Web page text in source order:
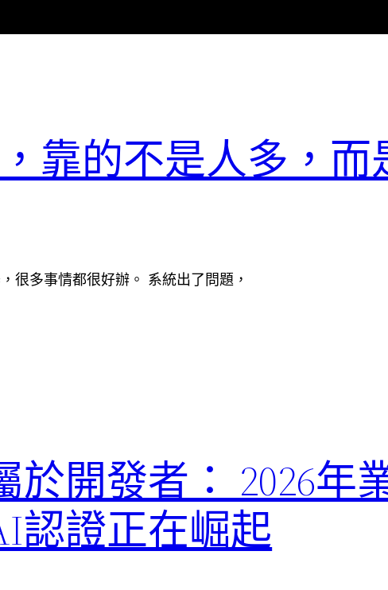
靠的不是人多，而
很多事情都很好辦。 系統出了問題，
開發者： 2026年
認證正在崛起